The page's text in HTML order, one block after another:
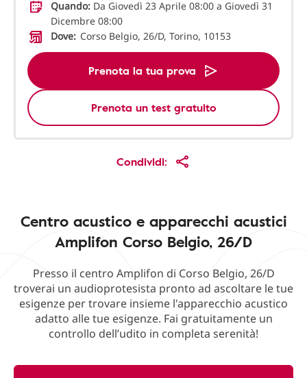
Quando: Da Giovedì 23 Aprile 08:00 a Giovedì 31
Dicembre 08:00
Dove: Corso Belgio, 26/D, Torino, 10153
Prenota la tua prova
Prenota un test gratuito
Condividi:
Centro acustico e apparecchi acustici
Amplifon Corso Belgio, 26/D
Presso il centro Amplifon di Corso Belgio, 26/D
troverai un audioprotesista pronto ad ascoltare le tue
esigenze per trovare insieme l'apparecchio acustico
adatto alle tue esigenze. Fai gratuitamente un
controllo dell’udito in completa serenità!